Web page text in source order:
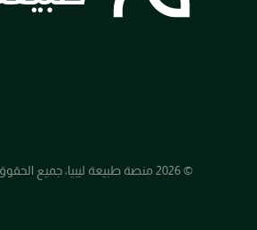
© 2026 منصة طبيعة ليبيا، جميع الحقوق محفوظة.